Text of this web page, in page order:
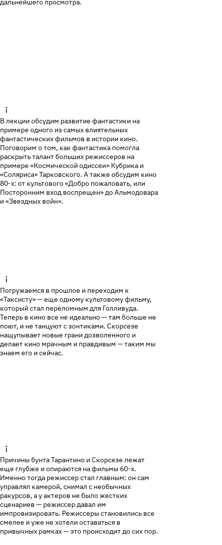
дальнейшего просмотра.
В лекции обсудим развитие фантастики на
примере одного из самых влиятельных
фантастических фильмов в истории кино.
Поговорим о том, как фантастика помогла
раскрыть талант больших режиссеров на
примере «Космической одиссеи» Кубрика и
«Соляриса» Тарковского. А также обсудим кино
80-х: от культового «Добро пожаловать, или
Посторонним вход воспрещен» до Альмодовара
и «Звездных войн».
Погружаемся в прошлое и переходим к
«Таксисту» — еще одному культовому фильму,
который стал переломным для Голливуда.
Теперь в кино все не идеально — там больше не
поют, и не танцуют с зонтиками. Скорсезе
нащупывает новые грани дозволенного и
делает кино мрачным и правдивым — таким мы
знаем его и сейчас.
Причины бунта Тарантино и Скорсезе лежат
еще глубже и опираются на фильмы 60-х.
Именно тогда режиссер стал главным: он сам
управлял камерой, снимал с необычных
ракурсов, а у актеров не было жестких
сценариев — режиссер давал им
импровизировать. Режиссеры становились все
смелее и уже не хотели оставаться в
привычных рамках — это происходит до сих пор.